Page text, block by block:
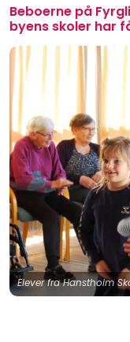
Beboerne på
byens skoler har
Elever fra Hanstholm